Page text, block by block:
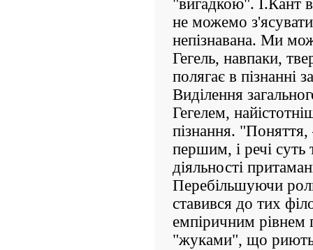
"вигадкою". І.Кант
не можемо
непізнавана. Ми
Гегель, навпаки,
полягає в пізнанні
Виділення
Гегелем,
пізнання.
першим, і речі суть
діяльності
Перебільшуючи
ставився до тих
емпіричним рівнем
"жуками", що